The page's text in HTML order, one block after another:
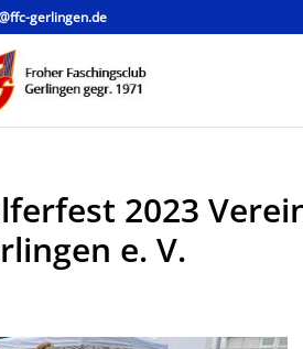
gerlingen.de
2023
e. V.